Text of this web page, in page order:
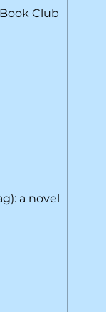
Club
a novel